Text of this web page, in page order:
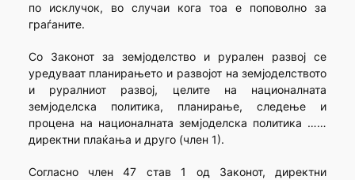
по исклучок, во случаи кога тоа е поповолно за
граѓаните.
Со Законот за земјоделство и рурален развој се
уредуваат планирањето и развојот на земјоделството
и руралниот развој, целите на националната
земјоделска политика, планирање, следење и
процена на националната земјоделска политика ……
директни плаќања и друго (член 1).
Согласно член 47 став 1 од Законот, директни